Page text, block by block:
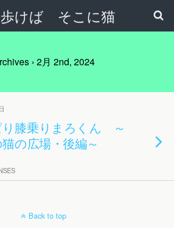
けば そこに猫
› 2月 2nd, 2024
膝乗りまろくん ～
の広場・後編～
Back to top